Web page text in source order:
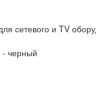
сетевого и TV
черный